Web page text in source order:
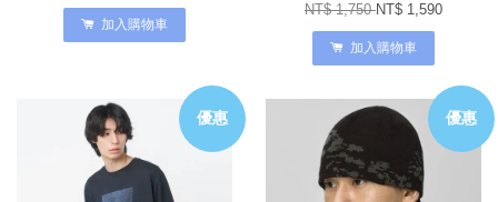
加入購物車
NT$ 1,750NT$ 1,590
加入購物車
優惠 優惠